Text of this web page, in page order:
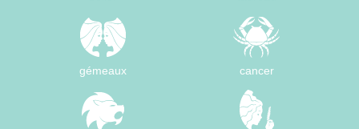
gémeaux cancer